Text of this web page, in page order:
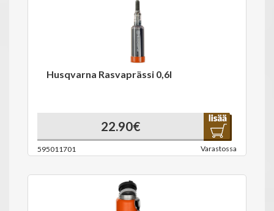
Husqvarna Rasvaprässi 0,6l
22.90€
595011701 Varastossa